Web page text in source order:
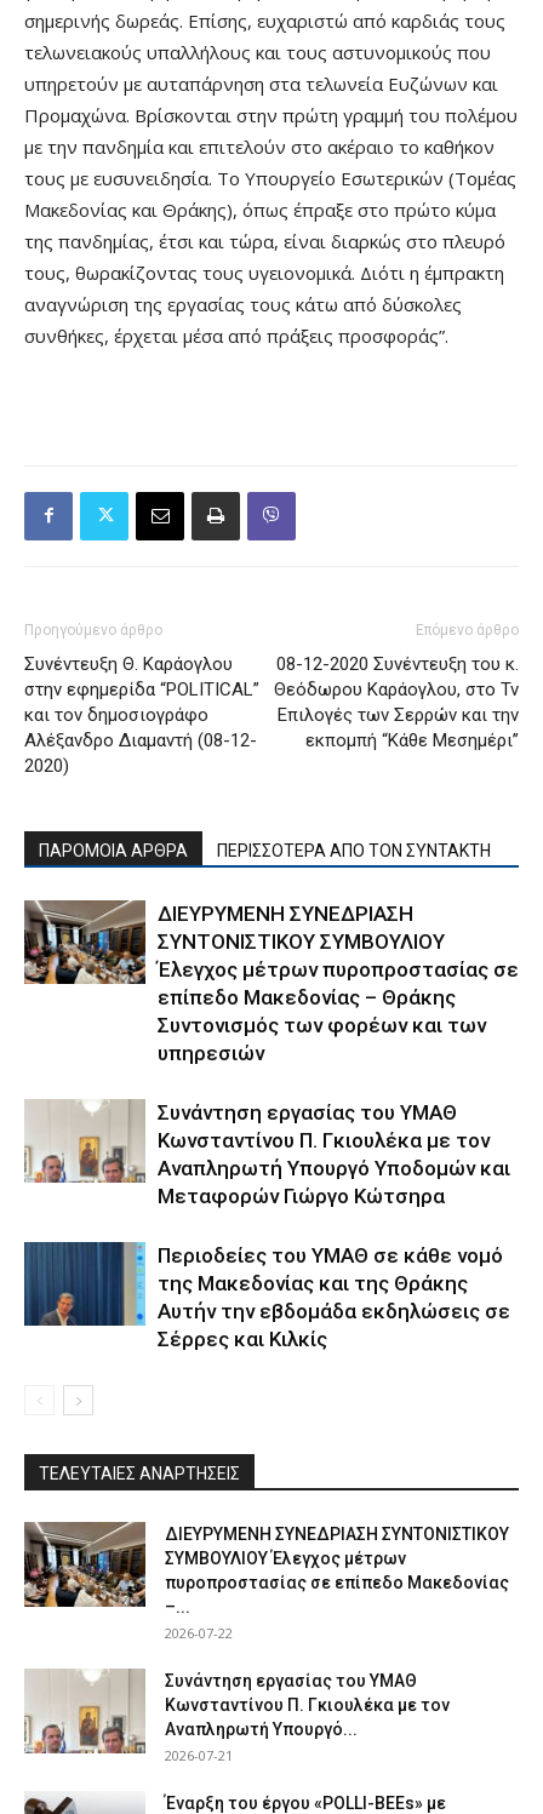
σημερινής δωρεάς. Επίσης, ευχαριστώ από καρδιάς τους
τελωνειακούς υπαλλήλους και τους αστυνομικούς που
υπηρετούν με αυταπάρνηση στα τελωνεία Ευζώνων και
Προμαχώνα. Βρίσκονται στην πρώτη γραμμή του πολέμου
με την πανδημία και επιτελούν στο ακέραιο το καθήκον
τους με ευσυνειδησία. Το Υπουργείο Εσωτερικών (Τομέας
Μακεδονίας και Θράκης), όπως έπραξε στο πρώτο κύμα
της πανδημίας, έτσι και τώρα, είναι διαρκώς στο πλευρό
τους, θωρακίζοντας τους υγειονομικά. Διότι η έμπρακτη
αναγνώριση της εργασίας τους κάτω από δύσκολες
συνθήκες, έρχεται μέσα από πράξεις προσφοράς”.
Προηγούμενο άρθρο
Συνέντευξη Θ. Καράογλου
στην εφημερίδα “POLITICAL”
και τον δημοσιογράφο
Αλέξανδρο Διαμαντή (08-12-
2020)
Επόμενο άρθρο
08-12-2020 Συνέντευξη του κ.
Θεόδωρου Καράογλου, στο Tv
Επιλογές των Σερρών και την
εκπομπή “Κάθε Μεσημέρι”
ΠΑΡΟΜΟΙΑ ΑΡΘΡΑ ΠΕΡΙΣΣΟΤΕΡΑ ΑΠΟ ΤΟΝ ΣΥΝΤΑΚΤΗ
ΔΙΕΥΡΥΜΕΝΗ ΣΥΝΕΔΡΙΑΣΗ
ΣΥΝΤΟΝΙΣΤΙΚΟΥ ΣΥΜΒΟΥΛΙΟΥ
Έλεγχος μέτρων πυροπροστασίας σε
επίπεδο Μακεδονίας – Θράκης
Συντονισμός των φορέων και των
υπηρεσιών
Συνάντηση εργασίας του ΥΜΑΘ
Κωνσταντίνου Π. Γκιουλέκα με τον
Αναπληρωτή Υπουργό Υποδομών και
Μεταφορών Γιώργο Κώτσηρα
Περιοδείες του ΥΜΑΘ σε κάθε νομό
της Μακεδονίας και της Θράκης
Αυτήν την εβδομάδα εκδηλώσεις σε
Σέρρες και Κιλκίς
ΤΕΛΕΥΤΑΙΕΣ ΑΝΑΡΤΗΣΕΙΣ
ΔΙΕΥΡΥΜΕΝΗ ΣΥΝΕΔΡΙΑΣΗ ΣΥΝΤΟΝΙΣΤΙΚΟΥ
ΣΥΜΒΟΥΛΙΟΥ Έλεγχος μέτρων
πυροπροστασίας σε επίπεδο Μακεδονίας
–...
2026-07-22
Συνάντηση εργασίας του ΥΜΑΘ
Κωνσταντίνου Π. Γκιουλέκα με τον
Αναπληρωτή Υπουργό...
2026-07-21
Έναρξη του έργου «POLLI-BEEs» με